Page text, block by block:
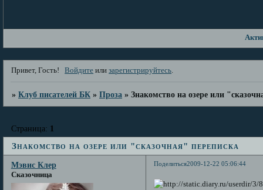
Привет, Гость! Войдите илизарегистрируйтесь.
»Клуб писателей БК »Проза »Знакомство на озере или
Знакомство на озере или "сказочная" переписка
Страница: 1
Поделиться2009-12-22 05:06:44
Мэвис Клер
Сказочница